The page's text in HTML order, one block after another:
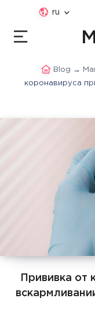
ru
Blog →
коронавируса
Прививка от